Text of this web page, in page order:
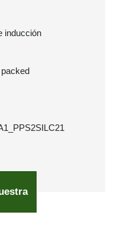
inducción